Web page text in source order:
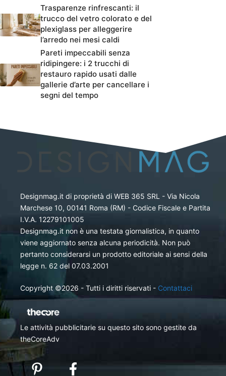
Trasparenze rinfrescanti: il
trucco del vetro colorato e del
plexiglass per alleggerire
l’arredo nei mesi caldi
Pareti impeccabili senza
ridipingere: i 2 trucchi di
restauro rapido usati dalle
gallerie d’arte per cancellare i
segni del tempo
Designmag.it di proprietà di WEB 365 SRL - Via Nicola
Marchese 10, 00141 Roma (RM) - Codice Fiscale e Partita
I.V.A. 12279101005
Designmag.it non è una testata giornalistica, in quanto
viene aggiornato senza alcuna periodicità. Non può
pertanto considerarsi un prodotto editoriale ai sensi della
legge n. 62 del 07.03.2001
Copyright ©2026 - Tutti i diritti riservati - Contattaci
Le attività pubblicitarie su questo sito sono gestite da
theCoreAdv